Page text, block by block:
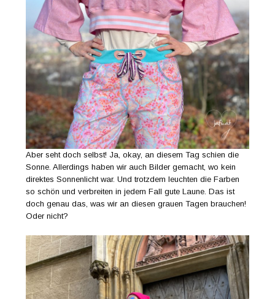
Aber seht doch selbst! Ja, okay, an diesem Tag schien die
Sonne. Allerdings haben wir auch Bilder gemacht, wo kein
direktes Sonnenlicht war. Und trotzdem leuchten die Farben
so schön und verbreiten in jedem Fall gute Laune. Das ist
doch genau das, was wir an diesen grauen Tagen brauchen!
Oder nicht?